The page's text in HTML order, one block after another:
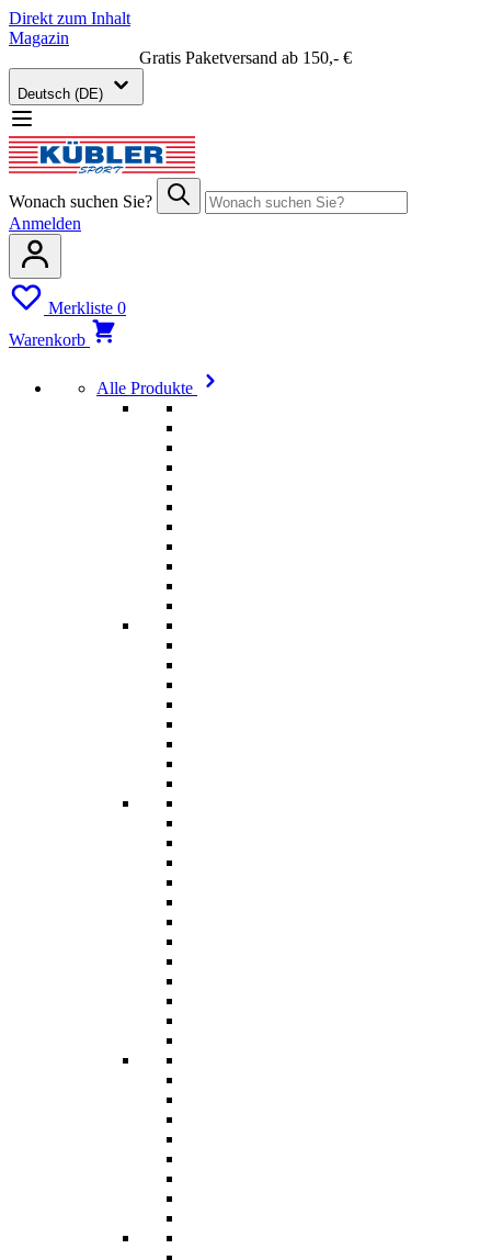
Direkt zum Inhalt
Magazin
Gratis Paketversand ab 150,- €
Deutsch (DE)
Wonach suchen Sie?
Anmelden
Merkliste 0
Warenkorb
Alle Produkte